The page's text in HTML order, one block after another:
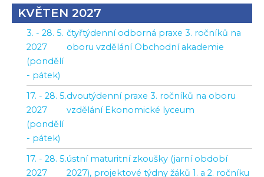
KVĚTEN 2027
3. - 28. 5.
2027
(pondělí
- pátek)
čtyřtýdenní odborná praxe 3. ročníků na
oboru vzdělání Obchodní akademie
17. - 28. 5.
2027
(pondělí
- pátek)
dvoutýdenní praxe 3. ročníků na oboru
vzdělání Ekonomické lyceum
17. - 28. 5.
2027
ústní maturitní zkoušky (jarní období
2027), projektové týdny žáků 1. a 2. ročníku